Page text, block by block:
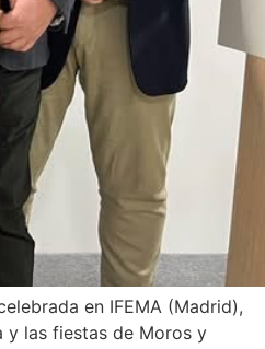
en IFEMA (Madrid),
y las fiestas de Moros y